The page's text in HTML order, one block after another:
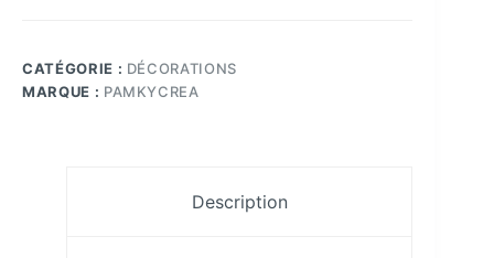
Porte-
Sapin
CATÉGORIE : DÉCORATIONS
MARQUE : PAMKYCREA
Description